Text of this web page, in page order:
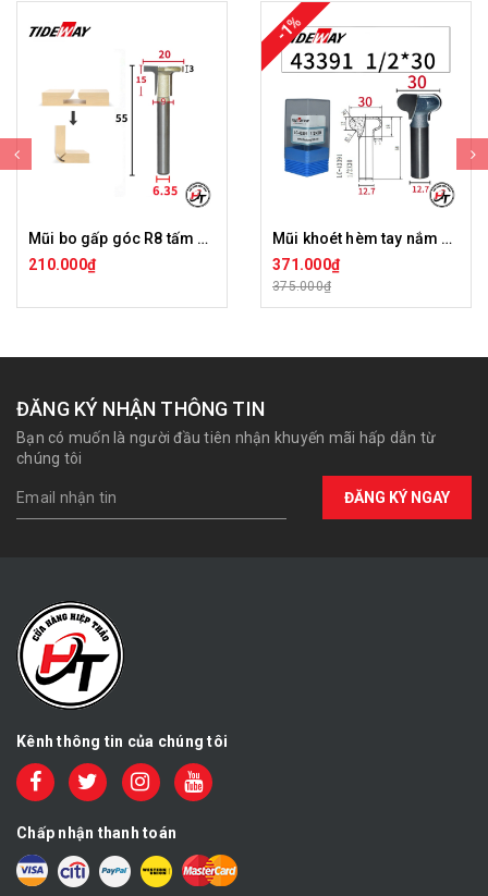
Mũi bo gấp góc R8 tấm ốp than tre chữ T Tideway LC44199
210.000₫
-1%
Mũi khoét hèm tay nắm Tideway LC43391
371.000₫
375.000₫
ĐĂNG KÝ NHẬN THÔNG TIN
Bạn có muốn là người đầu tiên nhận khuyến mãi hấp dẫn từ
chúng tôi
ĐĂNG KÝ NGAY
Kênh thông tin của chúng tôi
Chấp nhận thanh toán